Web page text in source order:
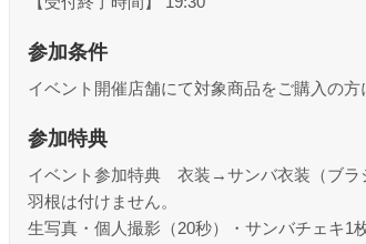
参加条件
イベント開催店舗にて対象商品をご購入の方
参加特典
イベント参加特典 衣装→サンバ衣装（ブラ
羽根は付けません。
生写真・個人撮影（20秒）・サンバチェキ1